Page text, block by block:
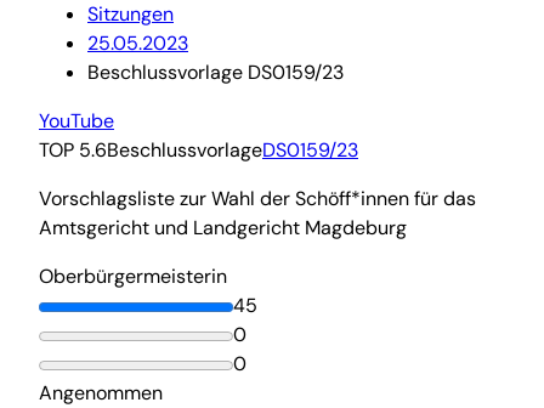
Sitzungen
25.05.2023
Beschlussvorlage DS0159/23
YouTube
TOP 5.6BeschlussvorlageDS0159/23
Vorschlagsliste zur Wahl der Schöff*innen für das
Amtsgericht und Landgericht Magdeburg
Oberbürgermeisterin
45
0
0
Angenommen